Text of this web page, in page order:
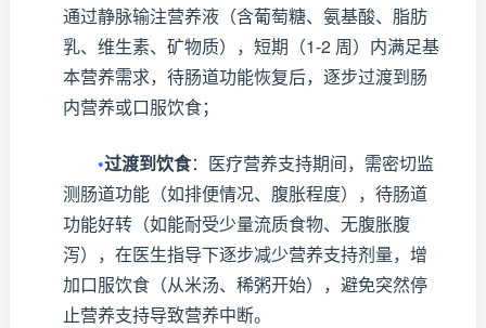
通过静脉输注营养液（含葡萄糖、氨基酸、脂肪
乳、维生素、矿物质），短期（1-2 周）内满足基
本营养需求，待肠道功能恢复后，逐步过渡到肠
内营养或口服饮食；
•过渡到饮食：医疗营养支持期间，需密切监
测肠道功能（如排便情况、腹胀程度），待肠道
功能好转（如能耐受少量流质食物、无腹胀腹
泻），在医生指导下逐步减少营养支持剂量，增
加口服饮食（从米汤、稀粥开始），避免突然停
止营养支持导致营养中断。